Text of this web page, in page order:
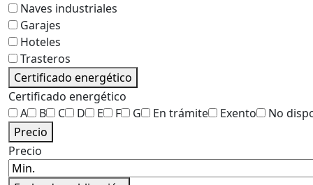
Naves industriales
Garajes
Hoteles
Trasteros
Certificado energético
Certificado energético
A
B C D E F G En trámite Exento
No
Precio
Precio